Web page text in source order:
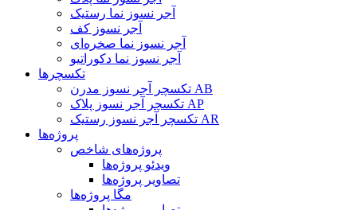
آجر نسوز نما رستیک
آجر نسوز کف
آجر نسوز نما صخره‌ای
آجر نسوز نما دکوراتیو
تکسچرها
تکسچر آجر نسوز مدرن AB
تکسچر آجر نسوز پلاک AP
تکسچر آجر نسوز رستیک AR
پروژه‌ها
پروژه‌های شاخص
ویدئو پروژه‌ها
تصاویر پروژه‌ها
مگا پروژه‌ها